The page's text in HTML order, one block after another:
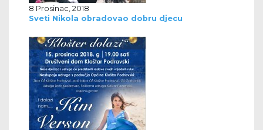
8 Prosinac, 2018
Sveti Nikola obradovao dobru djecu